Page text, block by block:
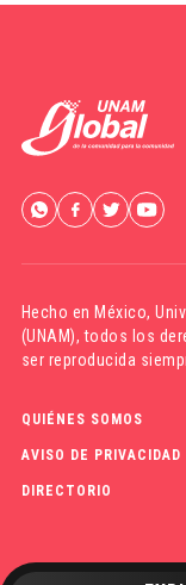
Hecho en México,
(UNAM), todos los
ser reproducida
QUIÉNES SOMOS
AVISO DE PRIVACIDAD
DIRECTORIO